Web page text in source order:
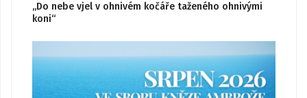
„Do nebe vjel v ohnivém kočáře taženého ohnivými
koni“